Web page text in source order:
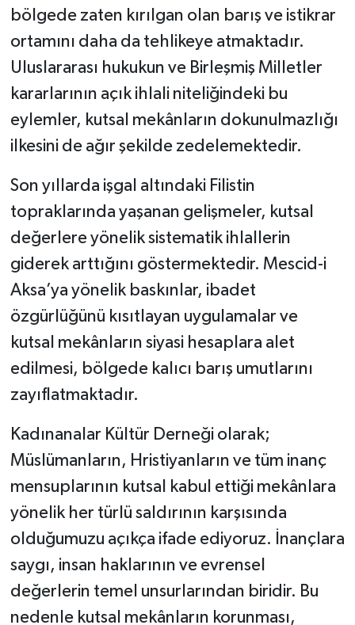
bölgede zaten kırılgan olan barış ve istikrar
ortamını daha da tehlikeye atmaktadır.
Uluslararası hukukun ve Birleşmiş Milletler
kararlarının açık ihlali niteliğindeki bu
eylemler, kutsal mekânların dokunulmazlığı
ilkesini de ağır şekilde zedelemektedir.
Son yıllarda işgal altındaki Filistin
topraklarında yaşanan gelişmeler, kutsal
değerlere yönelik sistematik ihlallerin
giderek arttığını göstermektedir. Mescid-i
Aksa’ya yönelik baskınlar, ibadet
özgürlüğünü kısıtlayan uygulamalar ve
kutsal mekânların siyasi hesaplara alet
edilmesi, bölgede kalıcı barış umutlarını
zayıflatmaktadır.
Kadınanalar Kültür Derneği olarak;
Müslümanların, Hristiyanların ve tüm inanç
mensuplarının kutsal kabul ettiği mekânlara
yönelik her türlü saldırının karşısında
olduğumuzu açıkça ifade ediyoruz. İnançlara
saygı, insan haklarının ve evrensel
değerlerin temel unsurlarından biridir. Bu
nedenle kutsal mekânların korunması,